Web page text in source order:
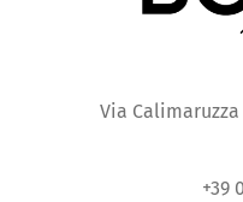
Via Calimaruzza
+39